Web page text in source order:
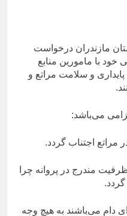
مازندران درخواست
با مامورین منابع
و سلامت مراتع و
می‌باشد:
مندرج در پروانه چرا
دام می‌باشند به هیچ وجه